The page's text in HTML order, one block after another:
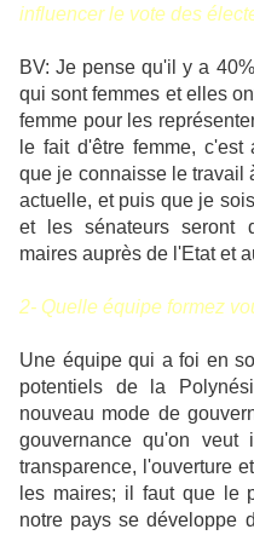
influencer le vote des
BV: Je pense qu'il y a
qui sont femmes et elles
femme pour les
le fait d'être femme,
que je connaisse le travail
actuelle, et puis que je
et les sénateurs seront
maires auprès de l'Etat et
2- Quelle équipe formez
Une équipe qui a foi en
potentiels de la
nouveau mode de
gouvernance qu'on veut
transparence, l'ouverture
les maires; il faut que le
notre pays se développe